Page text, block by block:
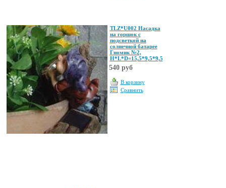
TLZ*U002 Насадка
на горшок с
подсветкой на
солнечной батарее
Гномик №2,
Н*L*D=15,5*9,5*9,5
540 руб
В корзину
Сравнить